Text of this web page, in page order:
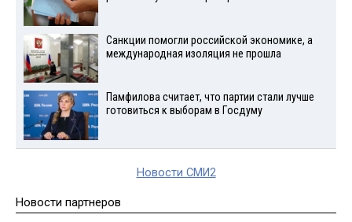
Санкции помогли российской экономике, а
международная изоляция не прошла
Памфилова считает, что партии стали лучше
готовиться к выборам в Госдуму
Новости СМИ2
Новости партнеров